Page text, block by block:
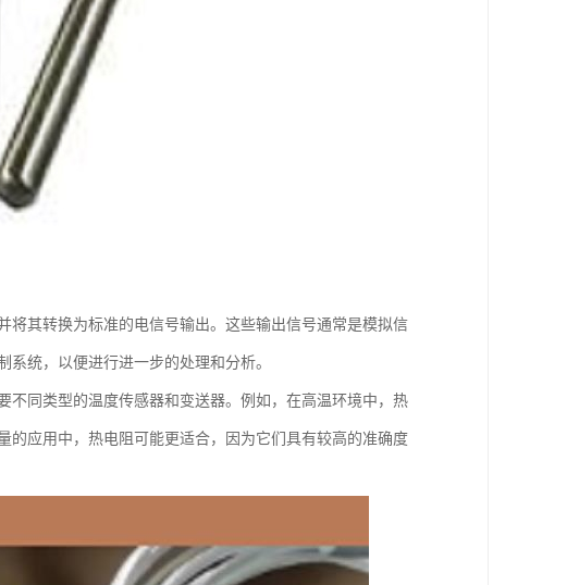
将其转换为标准的电信号输出。这些输出信号通常是模拟信
统，以便进行进一步的处理和分析。
同类型的温度传感器和变送器。例如，在高温环境中，热
的应用中，热电阻可能更适合，因为它们具有较高的准确度